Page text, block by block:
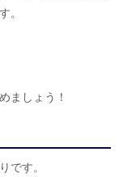
。
ましょう！
です。